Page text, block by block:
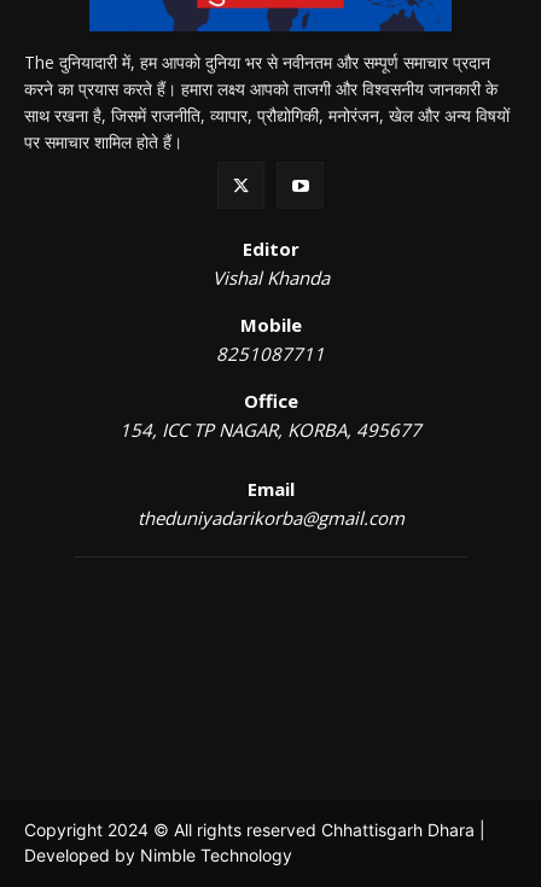
The दुनियादारी में, हम आपको दुनिया भर से नवीनतम और सम्पूर्ण समाचार प्रदान
करने का प्रयास करते हैं। हमारा लक्ष्य आपको ताजगी और विश्वसनीय जानकारी के
साथ रखना है, जिसमें राजनीति, व्यापार, प्रौद्योगिकी, मनोरंजन, खेल और अन्य विषयों
पर समाचार शामिल होते हैं।
Editor
Vishal Khanda
Mobile
8251087711
Office
154, ICC TP NAGAR, KORBA, 495677
Email
theduniyadarikorba@gmail.com
Copyright 2024 © All rights reserved Chhattisgarh Dhara |
Developed by Nimble Technology